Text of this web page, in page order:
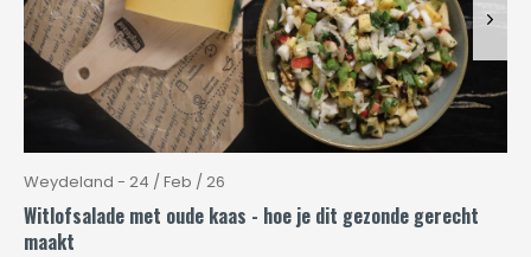
Weydeland - 24 / Feb / 26
Witlofsalade met oude kaas - hoe je dit gezonde gerecht
maakt